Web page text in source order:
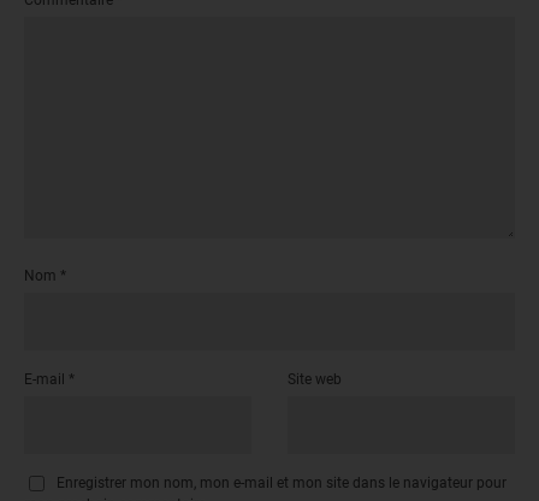
Nom *
E-mail * Site web
Enregistrer mon nom, mon e-mail et mon site dans le navigateur pour